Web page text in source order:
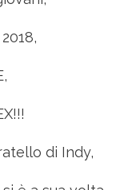
di Indy,